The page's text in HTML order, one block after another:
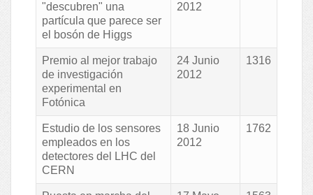
"descubren" una
partícula que parece ser
el bosón de Higgs
2012
Premio al mejor trabajo
de investigación
experimental en
Fotónica
24 Junio
2012
1316
Estudio de los sensores
empleados en los
detectores del LHC del
CERN
18 Junio
2012
1762